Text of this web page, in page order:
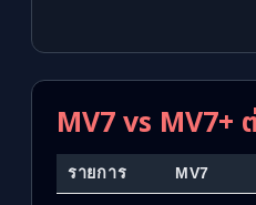
MV7 vs MV7+
รายการ MV7